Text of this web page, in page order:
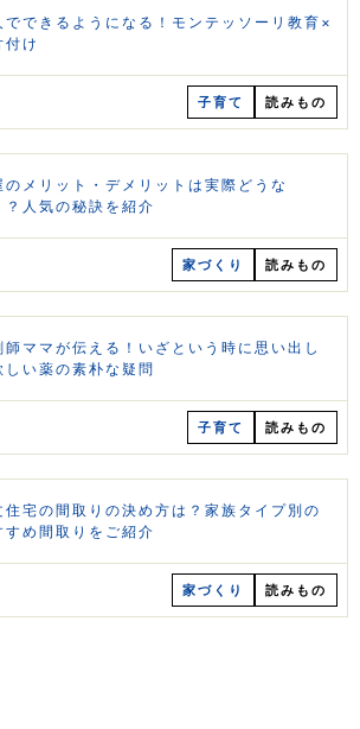
子育て 読みもの
でできるようになる！モンテッソーリ教育×
付け
家づくり 読みもの
のメリット・デメリットは実際どうな
？人気の秘訣を紹介
子育て 読みもの
師ママが伝える！いざという時に思い出し
しい薬の素朴な疑問
家づくり 読みもの
住宅の間取りの決め方は？家族タイプ別の
すめ間取りをご紹介